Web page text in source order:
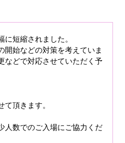
短縮されました。
開始などの対策を考えていま
などで対応させていただく予
頂きます。
人数でのご入場にご協力くだ